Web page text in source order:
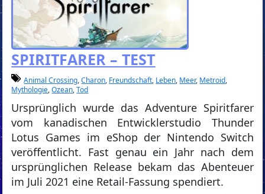
SPIRITFARER – TEST
Animal Crossing,Charon, Freundschaft, Leben, Meer, Metroid,
Mythologie,Ozean,Tod
Ursprünglich wurde das Adventure Spiritfarer
vom kanadischen Entwicklerstudio Thunder
Lotus Games im eShop der Nintendo Switch
veröffentlicht. Fast genau ein Jahr nach dem
ursprünglichen Release bekam das Abenteuer
im Juli 2021 eine Retail-Fassung spendiert.